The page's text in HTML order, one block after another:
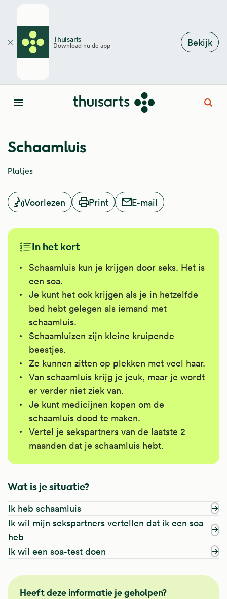
Thuisarts
Download nu de app Bekijk
Sluiten
Menu
Schaamluis
Platjes
Voorlezen Print E-mail
In het kort
Schaamluis kun je krijgen door seks. Het is
een soa.
Je kunt het ook krijgen als je in hetzelfde
bed hebt gelegen als iemand met
schaamluis.
Schaamluizen zijn kleine kruipende
beestjes.
Ze kunnen zitten op plekken met veel haar.
Van schaamluis krijg je jeuk, maar je wordt
er verder niet ziek van.
Je kunt medicijnen kopen om de
schaamluis dood te maken.
Vertel je sekspartners van de laatste 2
maanden dat je schaamluis hebt.
Wat is je situatie?
Ik heb schaamluis
Ik wil mijn sekspartners vertellen dat ik een soa
heb
Ik wil een soa-test doen
NHG
Heeft deze informatie je geholpen?